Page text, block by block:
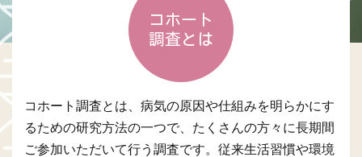
コホート
調査とは
コホート調査とは、病気の原因や仕組みを明らかにす
るための研究方法の一つで、たくさんの方々に長期間
ご参加いただいて行う調査です。従来生活習慣や環境